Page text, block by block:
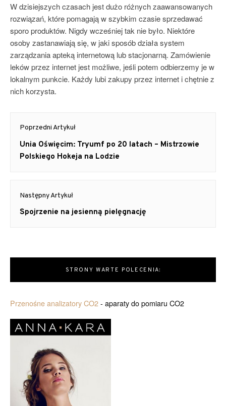
W dzisiejszych czasach jest dużo różnych zaawansowanych
rozwiązań, które pomagają w szybkim czasie sprzedawać
sporo produktów. Nigdy wcześniej tak nie było. Niektóre
osoby zastanawiają się, w jaki sposób działa system
zarządzania apteką internetową lub stacjonarną. Zamówienie
leków przez internet jest możliwe, jeśli potem odbierzemy je w
lokalnym punkcie. Każdy lubi zakupy przez internet i chętnie z
nich korzysta.
wpisu
Poprzedni Artykuł
Poprzedni
Artykuł:
Unia Oświęcim: Tryumf po 20 latach – Mistrzowie
Polskiego Hokeja na Lodzie
Następny Artykuł
Następny
Spojrzenie na jesienną pielęgnację
STRONY WARTE POLECENIA:
Przenośne analizatory CO2- aparaty do pomiaru CO2